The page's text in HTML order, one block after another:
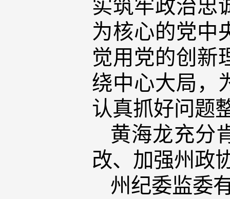
为核心的党中
觉用党的创新
绕中心大局，
认真抓好问题
黄海龙充分
改、加强州政
州纪委监委